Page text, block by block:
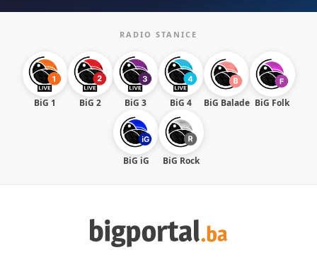
RADIO STANICE
BiG 1 BiG 2 BiG 3 BiG 4 BiG Balade BiG Folk
BiG iG BiG Rock